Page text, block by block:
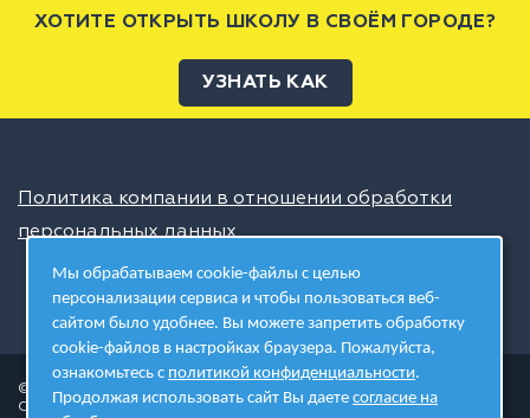
ХОТИТЕ ОТКРЫТЬ ШКОЛУ В СВОЁМ ГОРОДЕ?
УЗНАТЬ КАК
Политика компании в отношении обработки
персональных данных
© 2026 ШЦТ
Сеть центров молодёжного инновационного творчества
Мы обрабатываем cookie-файлы с целью
персонализации сервиса и чтобы пользоваться веб-
сайтом было удобнее. Вы можете запретить обработку
cookie-файлов в настройках браузера. Пожалуйста,
ознакомьтесь с политикой конфиденциальности.
Продолжая использовать сайт Вы даетесогласие на